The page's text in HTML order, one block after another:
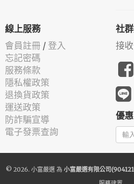
線上服務
會員註冊 / 登入
忘記密碼
服務條款
隱私權政策
退換貨政策
運送政策
防詐騙宣導
電子發票查詢
社
接
優
© 2026. 小富嚴選為 小富嚴選有限公司